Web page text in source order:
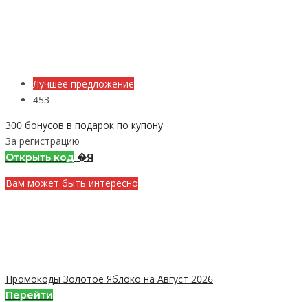
Лучшее предложение
453
300 бонусов в подарок по купону
За регистрацию
Открыть код �Я
Вам может быть интересно
Промокоды Золотое Яблоко на Август 2026
Перейти